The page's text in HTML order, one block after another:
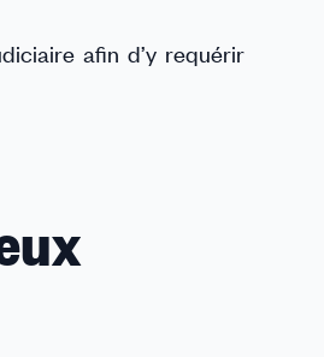
afin d’y requérir